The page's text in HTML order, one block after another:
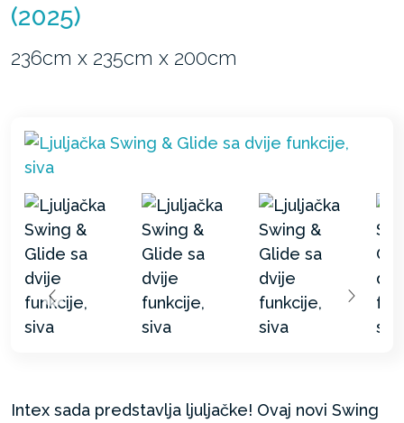
(2025)
236cm x 235cm x 200cm
Intex sada predstavlja ljuljačke! Ovaj novi Swing